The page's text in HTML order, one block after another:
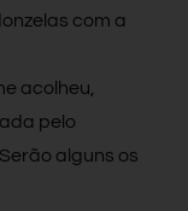
com a
acolheu,
pelo
alguns os